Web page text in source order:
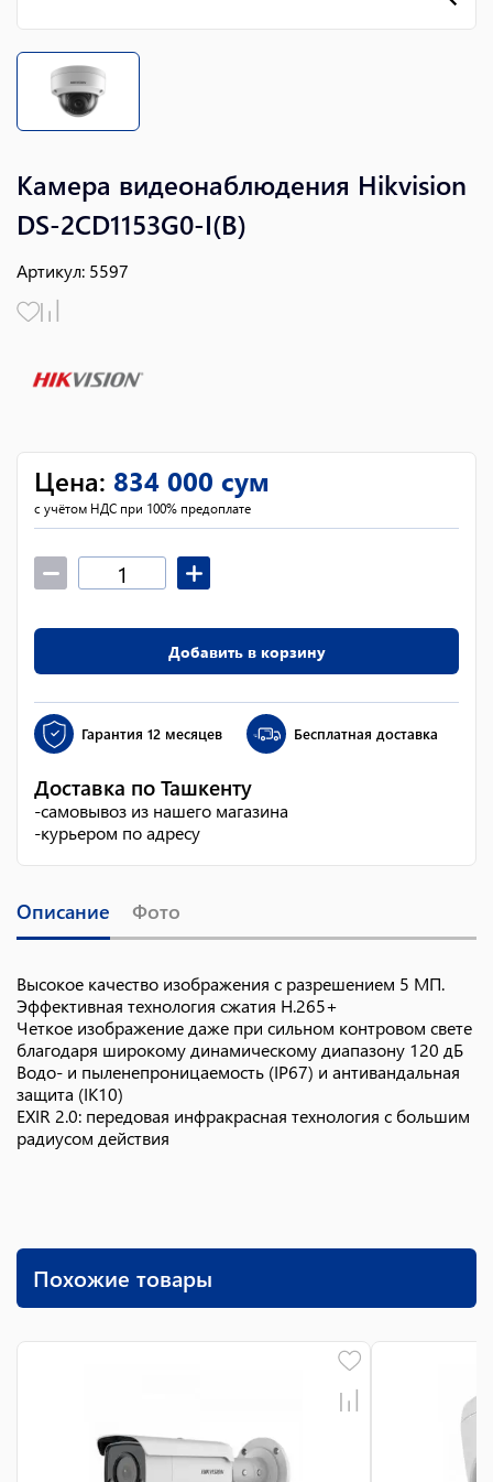
Камера видеонаблюдения Hikvision
DS-2CD1153G0-I(B)
Артикул: 5597
Цена: 834 000 сум
с учётом НДС при 100% предоплате
Добавить в корзину
Гарантия 12 месяцев Бесплатная доставка
Доставка по Ташкенту
-самовывоз из нашего магазина
-курьером по адресу
Описание Фото
Высокое качество изображения с разрешением 5 МП.
Эффективная технология сжатия H.265+
Четкое изображение даже при сильном контровом свете
благодаря широкому динамическому диапазону 120 дБ
Водо- и пыленепроницаемость (IP67) и антивандальная
защита (IK10)
EXIR 2.0: передовая инфракрасная технология с большим
радиусом действия
Похожие товары